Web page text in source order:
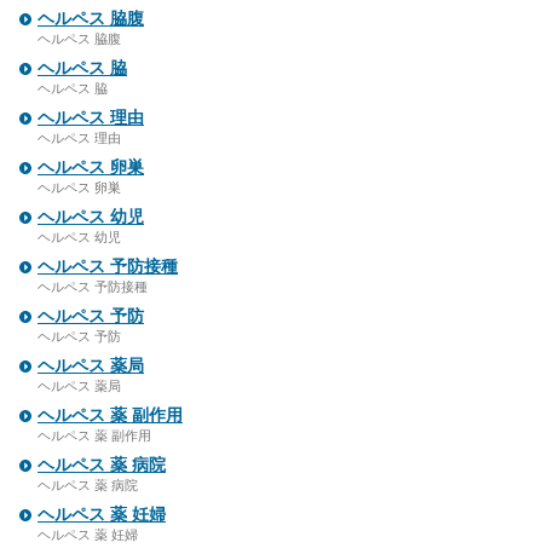
ヘルペス 脇腹
ヘルペス 脇腹
ヘルペス 脇
ヘルペス 脇
ヘルペス 理由
ヘルペス 理由
ヘルペス 卵巣
ヘルペス 卵巣
ヘルペス 幼児
ヘルペス 幼児
ヘルペス 予防接種
ヘルペス 予防接種
ヘルペス 予防
ヘルペス 予防
ヘルペス 薬局
ヘルペス 薬局
ヘルペス 薬 副作用
ヘルペス 薬 副作用
ヘルペス 薬 病院
ヘルペス 薬 病院
ヘルペス 薬 妊婦
ヘルペス 薬 妊婦